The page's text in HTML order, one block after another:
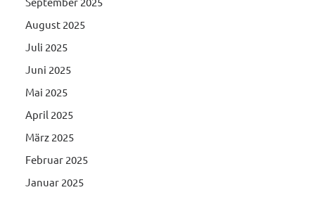
August 2025
Juli 2025
Juni 2025
Mai 2025
April 2025
März 2025
Februar 2025
Januar 2025